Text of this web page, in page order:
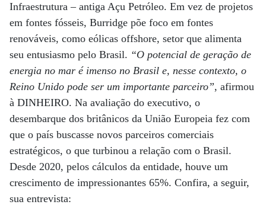
Infraestrutura – antiga Açu Petróleo. Em vez de projetos
em fontes fósseis, Burridge põe foco em fontes
renováveis, como eólicas offshore, setor que alimenta
seu entusiasmo pelo Brasil. “O potencial de geração de
energia no mar é imenso no Brasil e, nesse contexto, o
Reino Unido pode ser um importante parceiro”, afirmou
à DINHEIRO. Na avaliação do executivo, o
desembarque dos britânicos da União Europeia fez com
que o país buscasse novos parceiros comerciais
estratégicos, o que turbinou a relação com o Brasil.
Desde 2020, pelos cálculos da entidade, houve um
crescimento de impressionantes 65%. Confira, a seguir,
sua entrevista: